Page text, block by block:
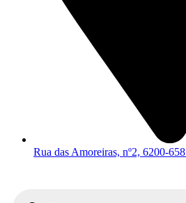
Rua das Amoreiras, nº2, 6200-